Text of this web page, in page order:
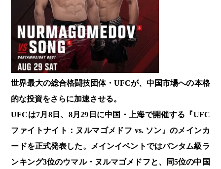
世界最大の総合格闘技団体・UFCが、中国市場への本格
的な投資をさらに加速させる。
UFCは7月8日、8月29日に中国・上海で開催する『UFC
ファイトナイト：ヌルマゴメドフ vs. ソン』のメインカ
ードを正式発表した。メインイベントではバンタム級ラ
ンキング3位のウマル・ヌルマゴメドフと、同5位の中国